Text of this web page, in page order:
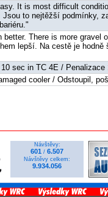
It is most difficult
to nejtěžší podmínky,
There is more gravel
lepší. Na cestě je
sec in TC 4E /
cooler / Odstoupil,
Návštěvy:
601 /6.507
Návštěvy celkem:
9.934.056